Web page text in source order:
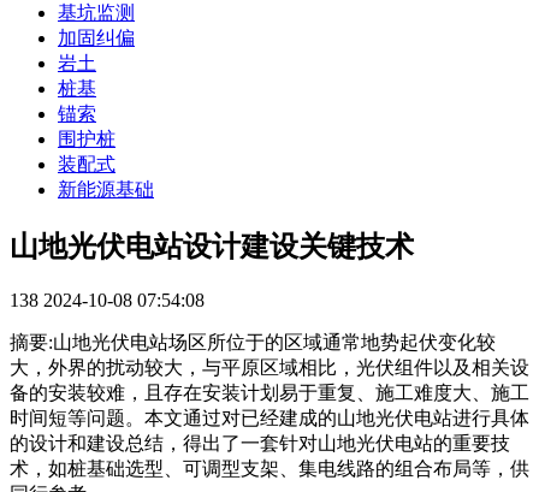
基坑监测
加固纠偏
岩土
桩基
锚索
围护桩
装配式
新能源基础
山地光伏电站设计建设关键技术
138 2024-10-08 07:54:08
摘要:山地光伏电站场区所位于的区域通常地势起伏变化较
大，外界的扰动较大，与平原区域相比，光伏组件以及相关设
备的安装较难，且存在安装计划易于重复、施工难度大、施工
时间短等问题。本文通过对已经建成的山地光伏电站进行具体
的设计和建设总结，得出了一套针对山地光伏电站的重要技
术，如桩基础选型、可调型支架、集电线路的组合布局等，供